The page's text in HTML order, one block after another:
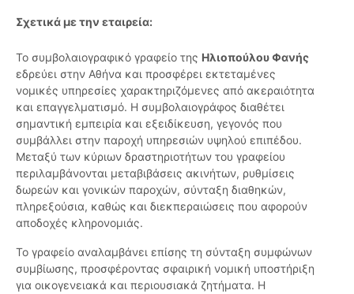
Σχετικά με την εταιρεία:
Το συμβολαιογραφικό γραφείο της Ηλιοπούλου Φανής
εδρεύει στην Αθήνα και προσφέρει εκτεταμένες
νομικές υπηρεσίες χαρακτηριζόμενες από ακεραιότητα
και επαγγελματισμό. Η συμβολαιογράφος διαθέτει
σημαντική εμπειρία και εξειδίκευση, γεγονός που
συμβάλλει στην παροχή υπηρεσιών υψηλού επιπέδου.
Μεταξύ των κύριων δραστηριοτήτων του γραφείου
περιλαμβάνονται μεταβιβάσεις ακινήτων, ρυθμίσεις
δωρεών και γονικών παροχών, σύνταξη διαθηκών,
πληρεξούσια, καθώς και διεκπεραιώσεις που αφορούν
αποδοχές κληρονομιάς.
Το γραφείο αναλαμβάνει επίσης τη σύνταξη συμφώνων
συμβίωσης, προσφέροντας σφαιρική νομική υποστήριξη
για οικογενειακά και περιουσιακά ζητήματα. Η